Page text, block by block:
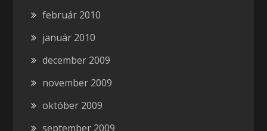
február 2010
január 2010
december 2009
november 2009
október 2009
september 2009